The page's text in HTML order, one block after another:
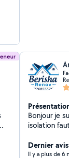
Bonjour je
isolation
contacter
Dernier
Il y a plus de 6